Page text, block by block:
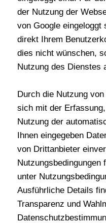
der Nutzung der
von Google eingeloggt
direkt Ihrem
dies nicht wünschen,
Nutzung des Dienstes
Durch die Nutzung
sich mit der
Nutzung der
Ihnen eingegeben
von Drittanbieter
Nutzungsbedingungen
unter
Ausführliche Details
Transparenz und